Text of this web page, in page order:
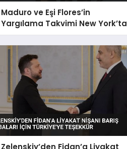
Maduro ve Eşi Flores’in
Yargılama Takvimi New York’ta
Belirlendi